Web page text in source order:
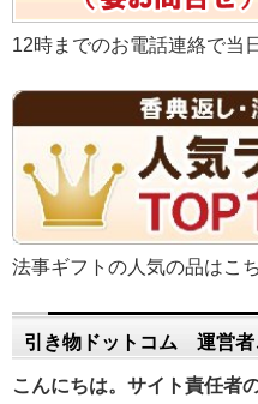
12時までのお電話連絡で当
法事ギフトの人気の品はこ
引き物ドットコム 運営者
こんにちは。サイト責任者